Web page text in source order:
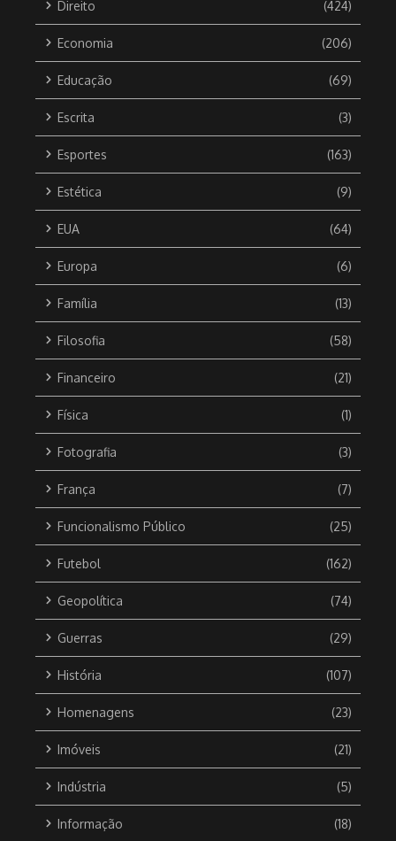
Direito (424)
Economia (206)
Educação (69)
Escrita (3)
Esportes (163)
Estética (9)
EUA (64)
Europa (6)
Família (13)
Filosofia (58)
Financeiro (21)
Física (1)
Fotografia (3)
França (7)
Funcionalismo Público (25)
Futebol (162)
Geopolítica (74)
Guerras (29)
História (107)
Homenagens (23)
Imóveis (21)
Indústria (5)
Informação (18)